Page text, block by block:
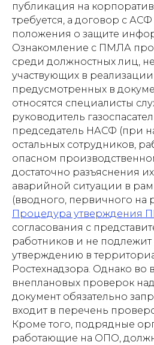
публикация на
требуется, а договор с
положения о защите
Ознакомление с ПМЛА
среди должностных лиц,
участвующих в
предусмотренных в
относятся специалисты
руководитель
председатель НАСФ (при
остальных сотрудников,
опасном
достаточно разъяснения
аварийной ситуации в
(вводного, первичного на
Процедура утверждения
согласования с
работников и не подлежит
утверждению в
Ростехнадзора. Однако во
внеплановых проверок
документ обязательно
входит в перечень
Кроме того, подрядные
работающие на ОПО,